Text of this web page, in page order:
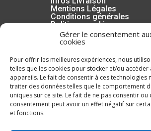
Gérer le consentement
cookies
Pour offrir les meilleures expériences, nous
telles que les cookies pour stocker et/ou
appareils. Le fait de consentir à ces technologies
traiter des données telles que le comportement
uniques sur ce site. Le fait de ne pas consentir
consentement peut avoir un effet négatif sur
et fonctions.
Mentions Légales
Conditions générales
Politique cookies